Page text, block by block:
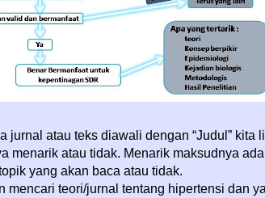
jurnal atau teks diawali dengan “Judul” kita
menarik atau tidak. Menarik maksudnya
yang akan baca atau tidak.
mencari teori/jurnal tentang hipertensi dan